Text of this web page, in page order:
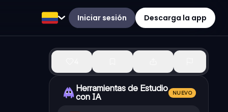
Iniciar sesión Descarga la app
Herramientas de Estudio
con IA
NUEVO